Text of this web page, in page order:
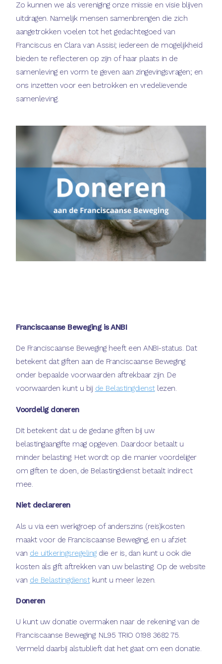
Zo kunnen we als vereniging onze missie en visie blijven
uitdragen. Namelijk mensen samenbrengen die zich
aangetrokken voelen tot het gedachtegoed van
Franciscus en Clara van Assisi; iedereen de mogelijkheid
bieden te reflecteren op zijn of haar plaats in de
samenleving en vorm te geven aan zingevingsvragen; en
ons inzetten voor een betrokken en vredelievende
samenleving.
Franciscaanse Beweging is ANBI
De Franciscaanse Beweging heeft een ANBI-status. Dat
betekent dat giften aan de Franciscaanse Beweging
onder bepaalde voorwaarden aftrekbaar zijn. De
voorwaarden kunt u bij de Belastingdienstlezen.
Voordelig doneren
Dit betekent dat u de gedane giften bij uw
belastingaangifte mag opgeven. Daardoor betaalt u
minder belasting. Het wordt op die manier voordeliger
om giften te doen, de Belastingdienst betaalt indirect
mee.
Niet declareren
Als u via een werkgroep of anderszins (reis)kosten
maakt voor de Franciscaanse Beweging, en u afziet
van de uitkeringsregelingdie er is, dan kunt u ook die
kosten als gift aftrekken van uw belasting. Op de website
van de Belastingdienstkunt u meer lezen.
Doneren
U kunt uw donatie overmaken naar de rekening van de
Franciscaanse Beweging: NL95 TRIO 0198 3682 75.
Vermeld daarbij alstublieft dat het gaat om een donatie.